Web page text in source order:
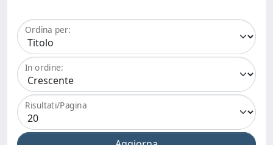
Ordina per:
In ordine:
Risultati/Pagina